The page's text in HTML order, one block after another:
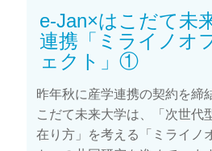
e-Jan×はこだて未
連携「ミライノオ
ェクト」①
昨年秋に産学連携の契約を締
こだて未来大学は、「次世代
在り方」を考える「ミライノ